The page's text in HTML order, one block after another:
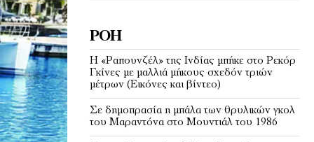
ΡΟΉ
Η «Ραπουνζέλ» της Ινδίας μπήκε στο Ρεκόρ
Γκίνες με μαλλιά μήκους σχεδόν τριών
μέτρων (Εικόνες και βίντεο)
Σε δημοπρασία η μπάλα των θρυλικών γκολ
του Μαραντόνα στο Μουντιάλ του 1986